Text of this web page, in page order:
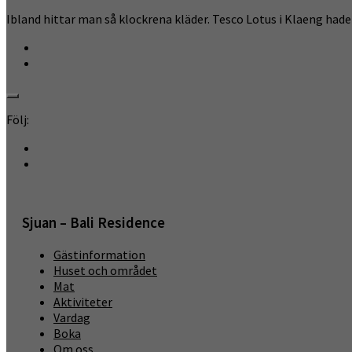
Ibland hittar man så klockrena kläder. Tesco Lotus i Klaeng
Följ:
Sjuan – Bali Residence
Gästinformation
Huset och området
Mat
Aktiviteter
Vardag
Boka